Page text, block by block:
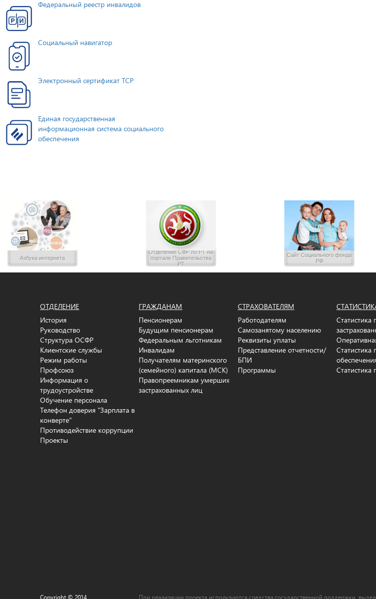
Федеральный реестр инвалидов
Социальный навигатор
Электронный сертификат ТСР
Единая государственная
информационная система социального
обеспечения
Азбука интернета
Отделение CФР по РТ на
портале Правительства
РТ
Сайт Социального фонда
РФ
ОТДЕЛЕНИЕ
История
Руководство
Структура ОСФР
Клиентские службы
Режим работы
Профсоюз
Информация о
трудоустройстве
Обучение персонала
Телефон доверия "Зарплата в
конверте"
Противодействие коррупции
Проекты
ГРАЖДАНАМ
Пенсионерам
Будущим пенсионерам
Федеральным льготникам
Инвалидам
Получателям материнского
(семейного) капитала (МСК)
Правопреемникам умерших
застрахованных лиц
СТРАХОВАТЕЛЯМ
Работодателям
Самозанятому населению
Реквизиты уплаты
Представление отчетности/
БПИ
Программы
Статистика
Статистика
Статистика
Copyright © 2014 При реализации проекта используются средства государственной поддержки,